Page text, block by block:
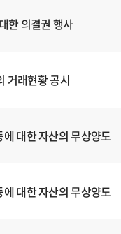
한 의결권 행사
거래현황 공시
대한 자산의 무상양도
대한 자산의 무상양도